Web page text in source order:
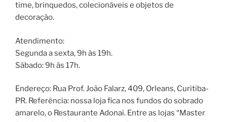
time, brinquedos, colecionáveis e objetos de
decoração.
Atendimento:
Segunda a sexta, 9h às 19h.
Sábado: 9h às 17h.
Endereço: Rua Prof. João Falarz, 409, Orleans, Curitiba-
PR. Referência: nossa loja fica nos fundos do sobrado
amarelo, o Restaurante Adonai. Entre as lojas “Master